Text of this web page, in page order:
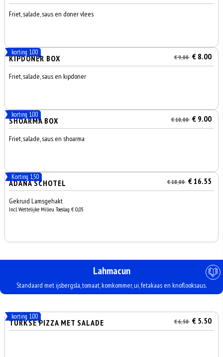
Friet, salade, saus en doner vlees
korting 1.00
KIPDONER BOX € 9,00 € 8.00
Friet, salade, saus en kipdoner
korting 1.00
SHOARMA BOX € 10,00 € 9.00
Friet, salade, saus en shoarma
Korting 1,50
ADANA SCHOTEL € 18,00 € 16.55
Gekruid Lamsgehakt
Incl. Wettelijke Milieu Toeslag € 0,05
Lahmacun
Standaard met ijsbergsla, tomaat, komkommer, ui, fetakaas en knoflooksaus.
korting 1.00
TURKSE PIZZA MET SALADE € 6,50 € 5.50